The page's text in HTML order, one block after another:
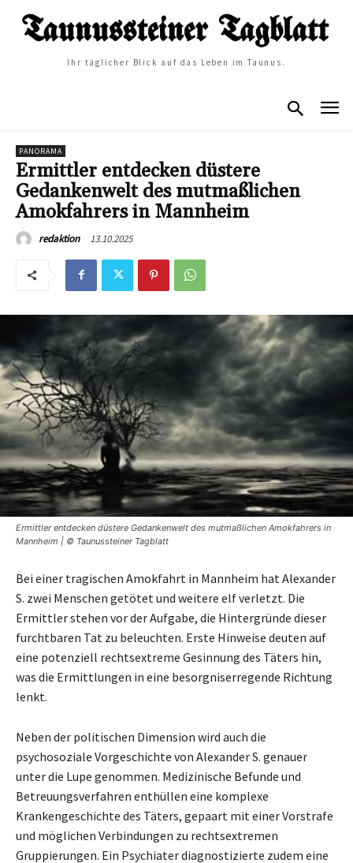
Ihr täglicher Blick auf das Leben im Taunus.
PANORAMA
Ermittler entdecken düstere
Gedankenwelt des mutmaßlichen
Amokfahrers in Mannheim
redaktion 13.10.2025
Ermittler entdecken düstere Gedankenwelt des mutmaßlichen Amokfahrers in
Mannheim | © Taunussteiner Tagblatt
Bei einer tragischen Amokfahrt in Mannheim hat Alexander
S. zwei Menschen getötet und weitere elf verletzt. Die
Ermittler stehen vor der Aufgabe, die Hintergründe dieser
furchtbaren Tat zu beleuchten. Erste Hinweise deuten auf
eine potenziell rechtsextreme Gesinnung des Täters hin,
was die Ermittlungen in eine besorgniserregende Richtung
lenkt.
Neben der politischen Dimension wird auch die
psychosoziale Vorgeschichte von Alexander S. genauer
unter die Lupe genommen. Medizinische Befunde und
Betreuungsverfahren enthüllen eine komplexe
Krankengeschichte des Täters, gepaart mit einer Vorstrafe
und möglichen Verbindungen zu rechtsextremen
Gruppierungen. Ein Psychiater diagnostizierte zudem eine